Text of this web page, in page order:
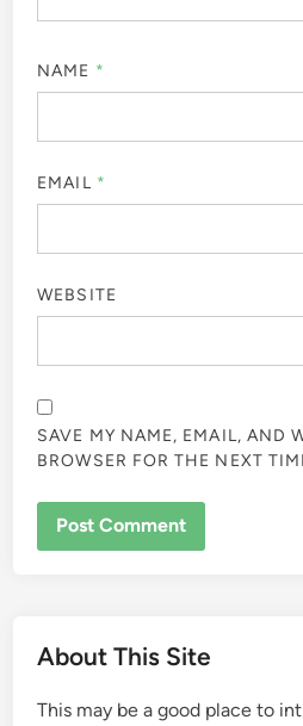
NAME *
EMAIL *
WEBSITE
SAVE MY NAME, EMAIL, AND
BROWSER FOR THE NEXT
About This Site
This may be a good place to